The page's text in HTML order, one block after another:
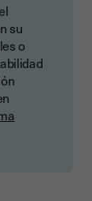
su
o